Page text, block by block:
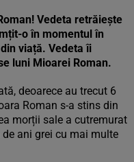
Vedeta retrăiește
o în momentul în
viață. Vedeta îi
luni Mioarei Roman.
deoarece au trecut 6
Roman s-a stins din
morții sale a cutremurat
ani grei cu mai multe